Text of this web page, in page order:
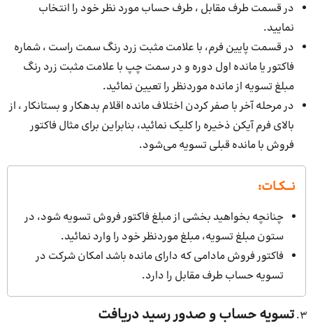
در قسمت طرف مقابل ، طرف حساب مورد نظر خود را انتخاب
نمایید.
در قسمت پایین فرم، با علامت مثبت زرد رنگ سمت راست ، شماره
فاکتور یا مانده اول دوره و در سمت چپ با علامت مثبت زرد رنگ
مبلغ تسویه از مانده موردنظر را تعیین نمائید.
در مرحله آخر با صفر کردن اختلاف مانده اقلام بدهکار و بستانکار ، از
بالای فرم آیکن ذخیره را کلیک نمائید، بنابراین برای مثال فاکتور
فروش با مانده قبلی تسویه می‌شود.
نــــکــات:
چنانچه بخواهید بخشی از مبلغ فاکتور فروش تسویه شود، در
ستون مبلغ تسویه، مبلغ موردنظر خود را وارد نمائید.
فاکتور فروش مادامی که دارای مانده باشد امکان شرکت در
تسویه حساب طرف مقابل را دارد.
تسویه حساب و صدور رسید دریافت